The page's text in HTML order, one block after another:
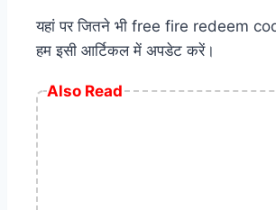
यहां पर जितने भी free fire redeem
हम इसी आर्टिकल में अपडेट करें।
Also Read